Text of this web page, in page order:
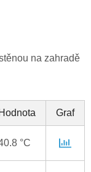
na zahradě
Hodnota Graf
°C